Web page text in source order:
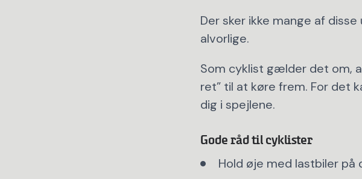
Der sker ikke mange af
alvorlige.
Som cyklist gælder det om,
ret” til at køre frem. For det
dig i spejlene.
Gode råd til cyklister
Hold øje med lastbiler